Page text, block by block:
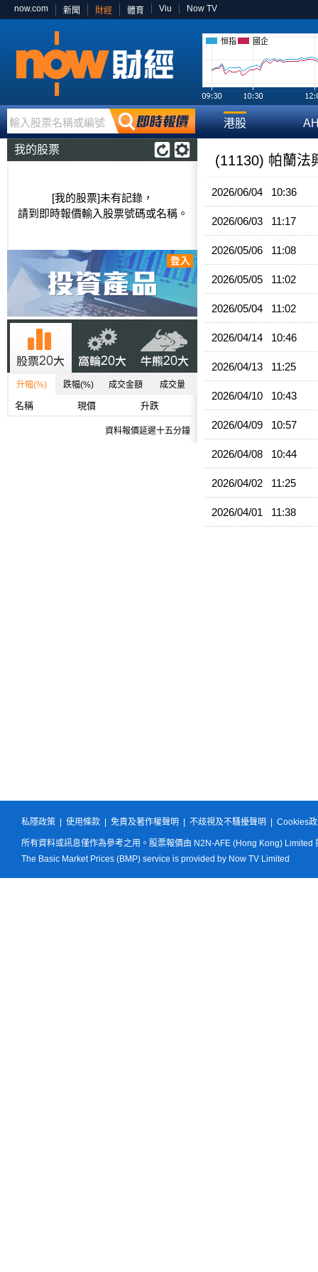
now.com 新聞 財經 體育 Viu Now TV
恒指 國企
輸入股票名稱或編號 港股
我的股票
[我的股票]未有記錄，
請到即時報價輸入股票號碼或名稱。
升幅(%) 跌幅(%) 成交金額 成交量
名稱 現價 升跌
資料報價延遲十五分鐘
(11130) 帕蘭法
2026/06/04 10:36
2026/06/03 11:17
2026/05/06 11:08
2026/05/05 11:02
2026/05/04 11:02
2026/04/14 10:46
2026/04/13 11:25
2026/04/10 10:43
2026/04/09 10:57
2026/04/08 10:44
2026/04/02 11:25
2026/04/01 11:38
私隱政策 使用條款 免責及著作權聲明 不歧視及不騷擾聲明 Cookies
所有資料或訊息僅作為參考之用。股票報價由 N2N-AFE (Hong Kong) Limited
The Basic Market Prices (BMP) service is provided by Now TV Limited